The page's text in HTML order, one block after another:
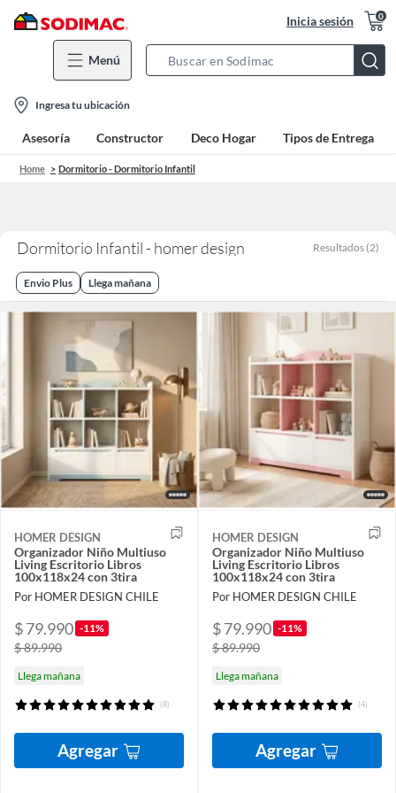
Inicia sesión 0
Menú
Bar
location-
icon
Ingresa tu ubicación
Asesoría Constructor Deco Hogar Tipos de Entrega
Home Dormitorio - Dormitorio Infantil
Dormitorio Infantil - homer design Resultados (2)
Envio Plus Llega mañana
HOMER DESIGN
Organizador Niño Multiuso
Living Escritorio Libros
100x118x24 con 3tira
Por HOMER DESIGN CHILE
$ 79.990 -11%
$ 89.990
Llega mañana
(8)
Agregar
HOMER DESIGN
Organizador Niño Multiuso
Living Escritorio Libros
100x118x24 con 3tira
Por HOMER DESIGN CHILE
$ 79.990 -11%
$ 89.990
Llega mañana
(4)
Agregar